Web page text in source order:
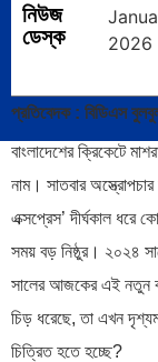
নিউজ
ডেস্ক
2026
প্রতিবেদক : বিডিএস
বাংলাদেশের ক্রিকেটে
নাম। সাতবার
এক্সপ্রেস’ দীর্ঘকাল ধরে
সময় বড় নিষ্ঠুর। ২০২৪
সালের আজকের এই নতুন
চিড় ধরেছে, তা এখন
চিত্রিত হতে হচ্ছে?